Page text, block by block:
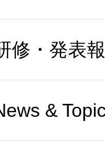
修・発表
&